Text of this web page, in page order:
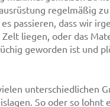
regelmäßig
passieren, dass wir
liegen, oder das
geworden ist und
unterschiedlichen
So oder so lohnt